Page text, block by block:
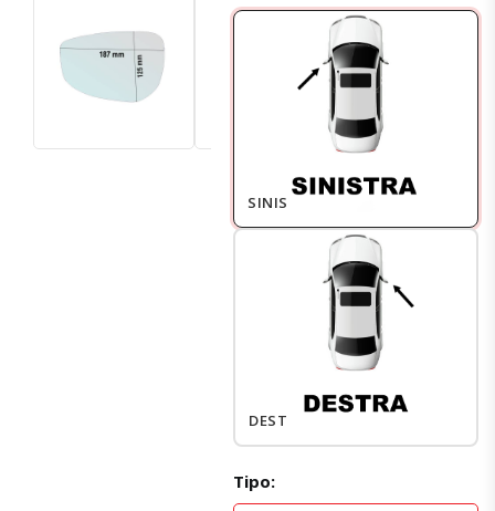
SINISTRO
DESTRO
Tipo: